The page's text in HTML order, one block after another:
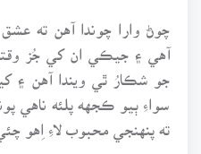
چوڻ وارا چوندا آهن ته
آهي ۽ جيڪي ان کي جُز
جو شڪارُ ٿي ويندا آهن ۽
سواءِ ٻيو ڪجهه پلئه ناهي
ته پنهنجي محبوب لاءِ اِهو